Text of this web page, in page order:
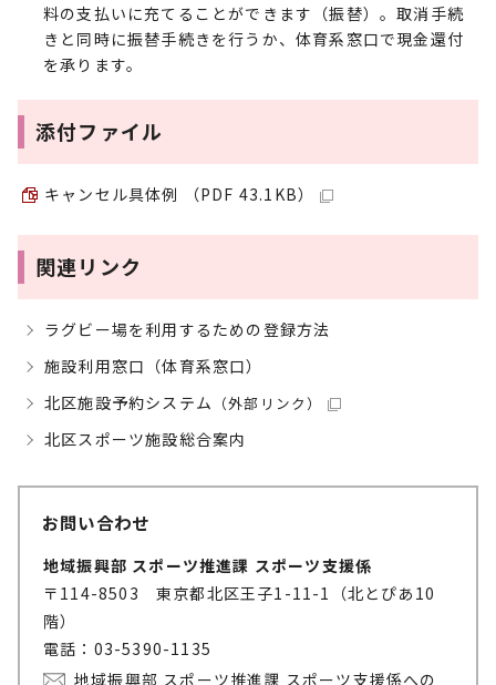
料の支払いに充てることができます（振替）。取消手続
きと同時に振替手続きを行うか、体育系窓口で現金還付
を承ります。
添付ファイル
キャンセル具体例 （PDF 43.1KB）
関連リンク
ラグビー場を利用するための登録方法
施設利用窓口（体育系窓口）
北区施設予約システム （外部リンク）
北区スポーツ施設総合案内
お問い合わせ
地域振興部 スポーツ推進課 スポーツ支援係
〒114-8503 東京都北区王子1-11-1（北とぴあ10
階）
電話：03-5390-1135
地域振興部 スポーツ推進課 スポーツ支援係への